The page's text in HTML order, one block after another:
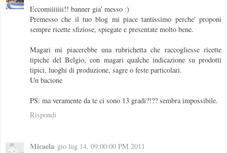
Eccomiiiiiii!! banner gia' messo :)
Premesso che il tuo blog mi piace tantissimo perche' proponi
sempre ricette sfiziose, spiegate e presentate molto bene.
Magari mi piacerebbe una rubrichetta che raccogliesse ricette
tipiche del Belgio, con magari qualche indicazione su prodotti
tipici, luoghi di produzione, sagre o feste particolari.
Un bacione
PS: ma veramente da te ci sono 13 gradi?!?? sembra impossibile.
Rispondi
Micaela gio lug 14, 09:00:00 PM 2011